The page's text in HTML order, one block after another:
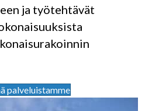
ja työtehtävät
palveluistamme